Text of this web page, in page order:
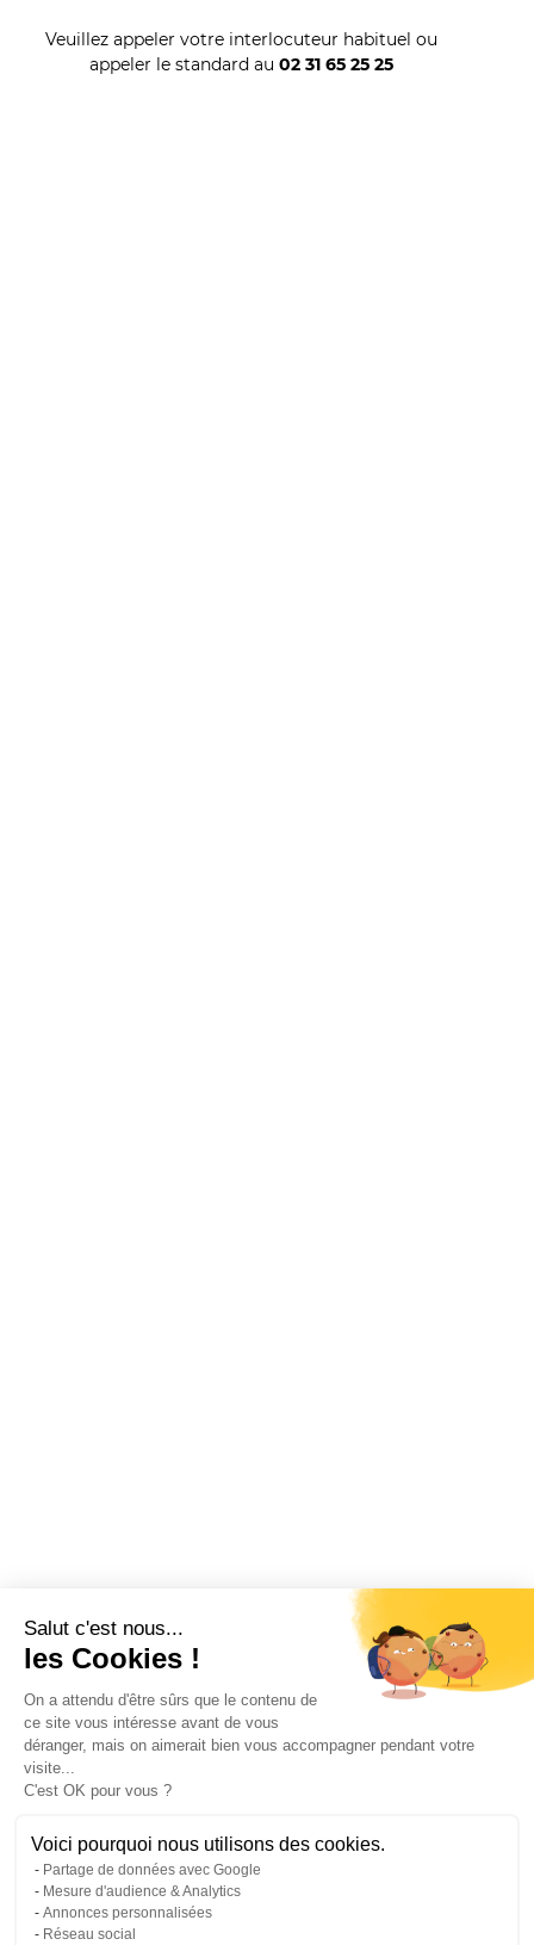
Salut c'est nous...
les Cookies !
On a attendu d'être sûrs que le contenu de
ce site vous intéresse avant de vous
déranger, mais on aimerait bien vous accompagner pendant votre
visite...
C'est OK pour vous ?
Voici pourquoi nous utilisons des cookies.
Partage de données avec Google
Mesure d'audience & Analytics
Annonces personnalisées
Réseau social
Veuillez appeler votre interlocuteur habituel ou
appeler le standard au 02 31 65 25 25